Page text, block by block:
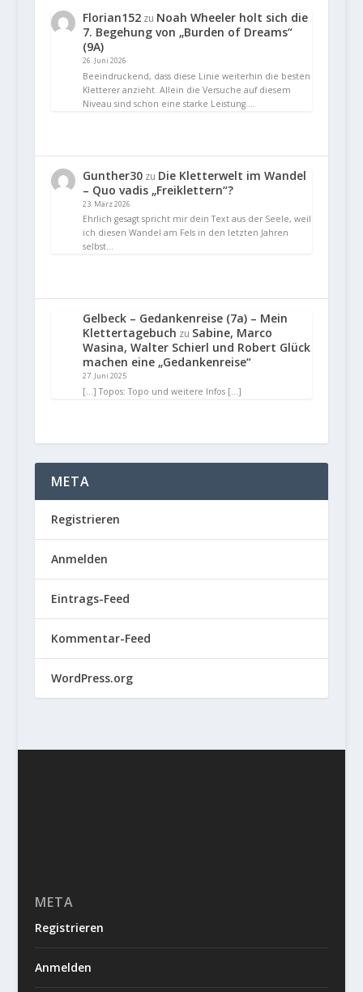
Florian152zu Noah Wheeler holt sich die
7. Begehung von „Burden of Dreams“
(9A)
26. Juni 2026
Beeindruckend, dass diese Linie weiterhin die besten
Kletterer anzieht. Allein die Versuche auf diesem
Niveau sind schon eine starke Leistung.…
Gunther30zu Die Kletterwelt im Wandel
– Quo vadis „Freiklettern“?
23. März 2026
Ehrlich gesagt spricht mir dein Text aus der Seele, weil
ich diesen Wandel am Fels in den letzten Jahren
selbst…
Gelbeck – Gedankenreise (7a) – Mein
Klettertagebuch zu Sabine, Marco
Wasina, Walter Schierl und Robert Glück
machen eine „Gedankenreise“
27. Juni 2025
[…] Topos: Topo und weitere Infos […]
META
Registrieren
Anmelden
Eintrags-Feed
Kommentar-Feed
WordPress.org
META
Registrieren
Anmelden